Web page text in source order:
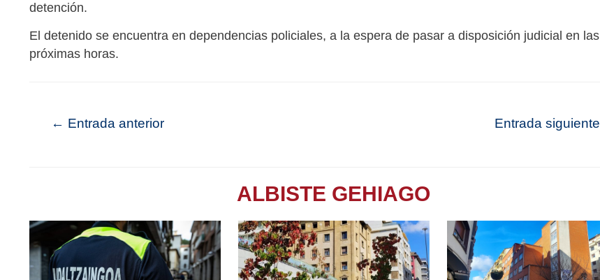
detención.
El detenido se encuentra en dependencias policiales, a la espera de pasar a disposición judicial en las
próximas horas.
← Entrada anterior Entrada siguiente
ALBISTE GEHIAGO